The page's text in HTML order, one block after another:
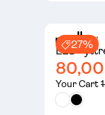
27%
LED -
Your Cart